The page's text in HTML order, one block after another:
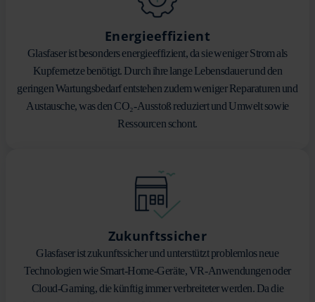
Energieeffizient
Glasfaser ist besonders energieeffizient, da sie weniger Strom als
Kupfernetze benötigt. Durch ihre lange Lebensdauer und den
geringen Wartungsbedarf entstehen zudem weniger Reparaturen und
Austausche, was den CO₂-Ausstoß reduziert und Umwelt sowie
Ressourcen schont.
Zukunftssicher
Glasfaser ist zukunftssicher und unterstützt problemlos neue
Technologien wie Smart-Home-Geräte, VR-Anwendungen oder
Cloud-Gaming, die künftig immer verbreiteter werden. Da die